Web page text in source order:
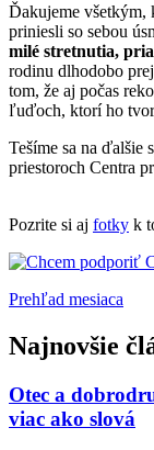
Ďakujeme
priniesli so sebou
milé stretnutia,
rodinu dlhodobo
tom, že aj počas
ľuďoch, ktorí ho
Tešíme sa na ďalšie
priestoroch Centra
Pozrite si aj fotky k
Prehľad mesiaca
Najnovšie
Otec a
viac ako slová